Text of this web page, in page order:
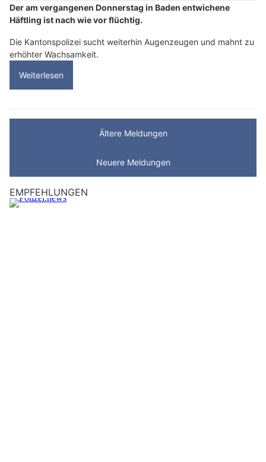
Der am vergangenen Donnerstag in Baden entwichene
Häftling ist nach wie vor flüchtig.
Die Kantonspolizei sucht weiterhin Augenzeugen und mahnt zu
erhöhter Wachsamkeit.
Weiterlesen
Ältere Meldungen
Neuere Meldungen
EMPFEHLUNGEN